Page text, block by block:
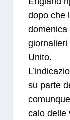
dopo che
domenica
Unito.
su parte
calo delle